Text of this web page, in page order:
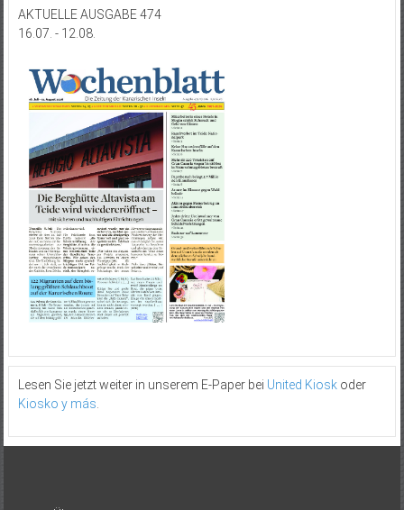
AKTUELLE AUSGABE 474
16.07. - 12.08.
Lesen Sie jetzt weiter in unserem E-Paper bei United Kioskoder
Kiosko y más